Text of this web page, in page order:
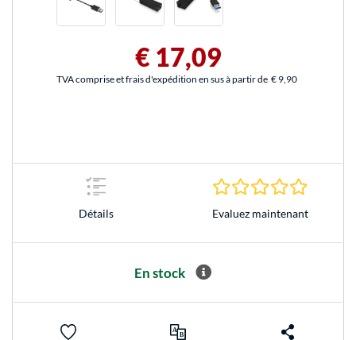
€ 17,09
TVA comprise et frais d'expédition en sus à partir de € 9,90
Détails Evaluez maintenant
En stock